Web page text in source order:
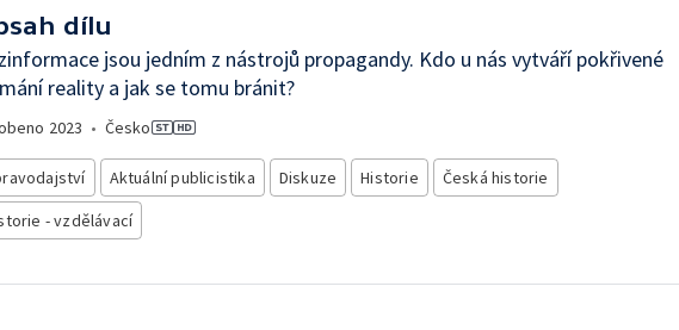
dílu
jsou jedním z nástrojů propagandy. Kdo u nás vytváří pokřivené
reality a jak se tomu bránit?
2023 • Česko
Aktuální publicistika Diskuze Historie
Česká historie
- vzdělávací